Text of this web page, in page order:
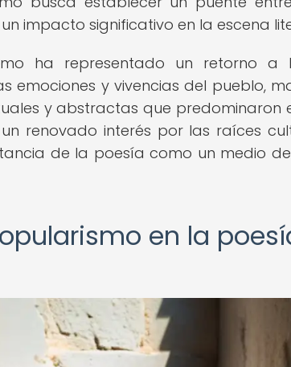
impacto significativo en la escena
ha representado un retorno a
emociones y vivencias del pueblo,
y abstractas que predominaron
renovado interés por las raíces
de la poesía como un medio
en la